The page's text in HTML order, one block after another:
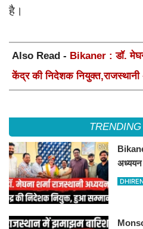
है।
Also Read - Bikaner : डॉ.
केंद्र की निदेशक
अध्ययन